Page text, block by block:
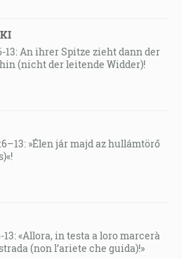
13: An ihrer Spitze zieht dann der
(nicht der leitende Widder)!
»Élen jár majd az hullámtörő
13: «Allora, in testa a loro marcerà
(non l’ariete che guida)!»